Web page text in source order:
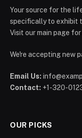
Your source for the
specifically to exhibit
Visit our main page for
We're accepting new
Email Us:
Contact: +1-320-
OUR PICKS